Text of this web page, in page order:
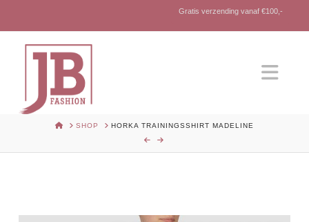
Gratis verzending vanaf €100,-
HOMESHOP HORKA TRAININGSSHIRT MADELINE